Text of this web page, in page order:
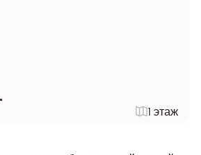
1 этаж